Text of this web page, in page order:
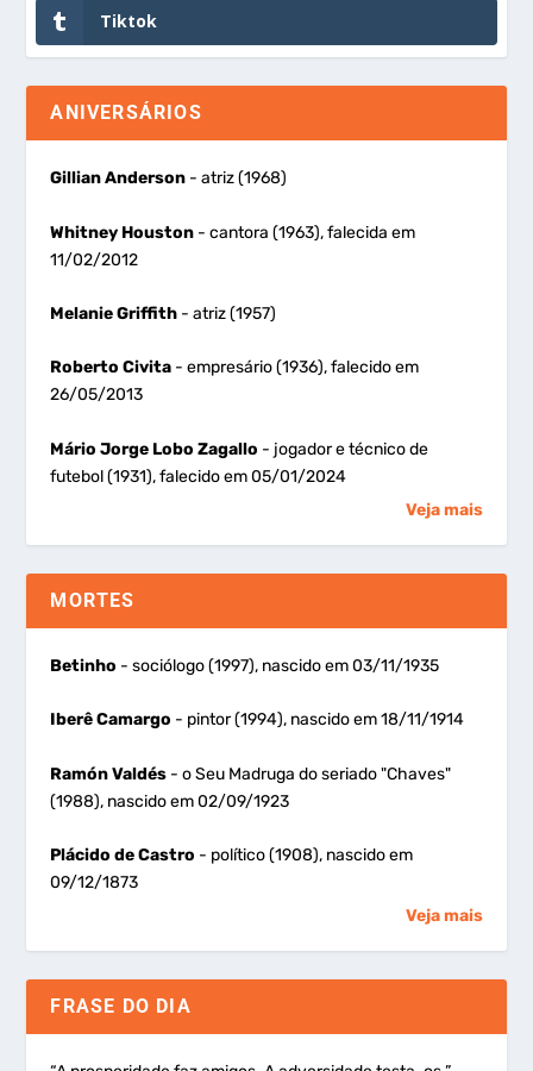
Tiktok
ANIVERSÁRIOS
Gillian Anderson - atriz (1968)
Whitney Houston - cantora (1963), falecida em
11/02/2012
Melanie Griffith - atriz (1957)
Roberto Civita - empresário (1936), falecido em
26/05/2013
Mário Jorge Lobo Zagallo - jogador e técnico de
futebol (1931), falecido em 05/01/2024
Veja mais
MORTES
Betinho - sociólogo (1997), nascido em 03/11/1935
Iberê Camargo - pintor (1994), nascido em 18/11/1914
Ramón Valdés - o Seu Madruga do seriado "Chaves"
(1988), nascido em 02/09/1923
Plácido de Castro - político (1908), nascido em
09/12/1873
Veja mais
FRASE DO DIA